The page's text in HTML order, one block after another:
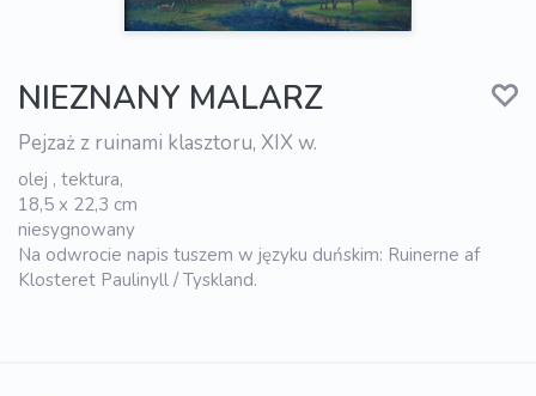
NIEZNANY MALARZ
Pejzaż z ruinami klasztoru, XIX w.
olej , tektura,
18,5 x 22,3 cm
niesygnowany
Na odwrocie napis tuszem w języku duńskim: Ruinerne af
Klosteret Paulinyll / Tyskland.